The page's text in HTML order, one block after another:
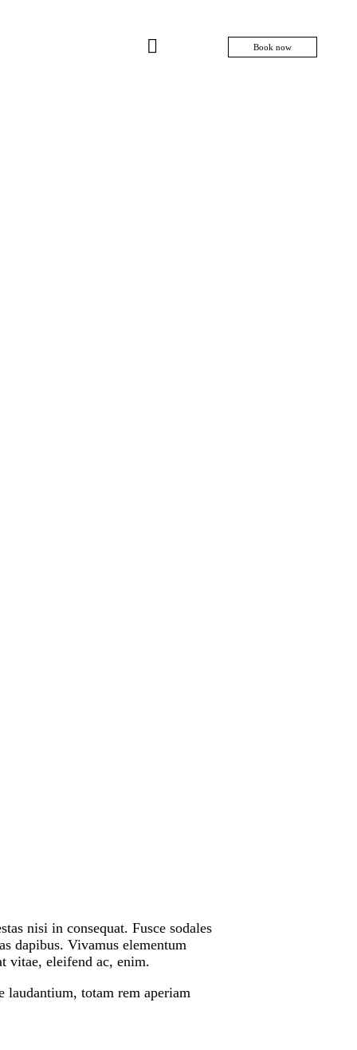
Book now
nisi in consequat. Fusce sodales
dapibus. Vivamus elementum
vitae, eleifend ac, enim.
laudantium, totam rem aperiam